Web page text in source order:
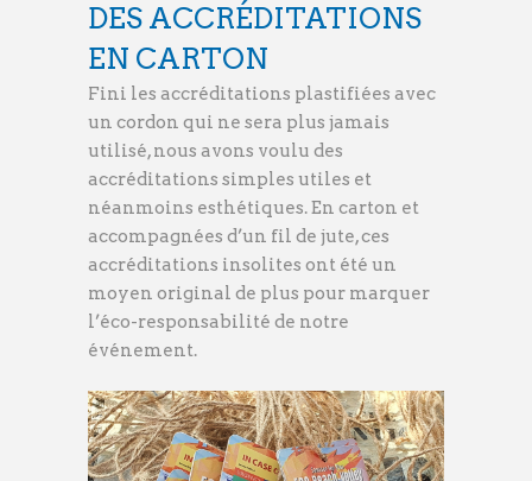
DES ACCRÉDITATIONS
EN CARTON
Fini les accréditations plastifiées avec
un cordon qui ne sera plus jamais
utilisé, nous avons voulu des
accréditations simples utiles et
néanmoins esthétiques. En carton et
accompagnées d’un fil de jute, ces
accréditations insolites ont été un
moyen original de plus pour marquer
l’éco-responsabilité de notre
événement.